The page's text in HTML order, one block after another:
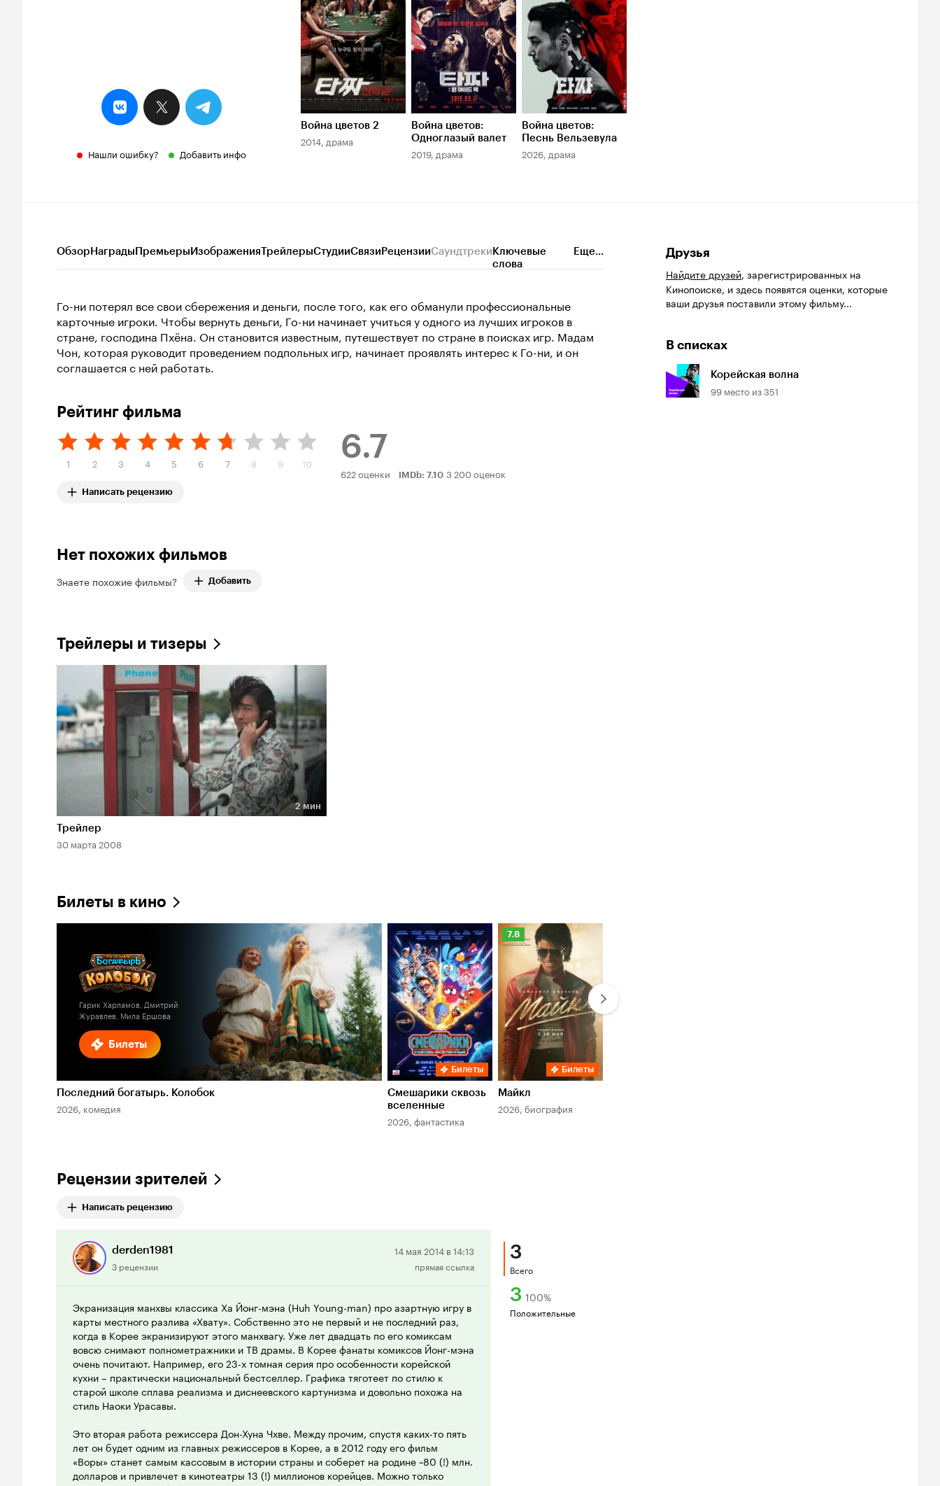
Нашли ошибку? Добавить инфо
Война цветов 2
2014, драма
Война цветов:
Одноглазый валет
2019, драма
Война цветов:
Песнь Вельзевула
2026, драма
ОбзорНаградыПремьерыИзображенияТрейлерыСтудииСвязиРецензииСаундтрекиКлючевые
слова
Еще...
Го-ни потерял все свои сбережения и деньги, после того, как его обманули профессиональные
карточные игроки. Чтобы вернуть деньги, Го-ни начинает учиться у одного из лучших игроков в
стране, господина Пхёна. Он становится известным, путешествует по стране в поисках игр. Мадам
Чон, которая руководит проведением подпольных игр, начинает проявлять интерес к Го-ни, и он
соглашается с ней работать.
Рейтинг фильма
1 2 3 4 5 6 7 8 9 10
Написать рецензию
6.7
Рейтинг
622 оценки IMDb: 7.10 3 200 оценок
Нет похожих фильмов
Знаете похожие фильмы? Добавить
Трейлеры и тизеры
Длительность 2 мин
2 мин
Трейлер
30 марта 2008
Билеты в кино
Билеты
Гарик Харламов, Дмитрий
Журавлев, Мила Ершова
Последний богатырь. Колобок
2026, комедия
Билеты
Смешарики сквозь
вселенные
2026, фантастика
Рейтинг
Кинопоиска
7.8
Билеты
Майкл
2026, биография
Рецензии зрителей
Написать рецензию
derden1981
3 рецензии
Положительная
рецензия
14 мая 2014 в 14:13
прямая ссылка
Экранизация манхвы классика Ха Йонг-мэна (Huh Young-man) про азартную игру в
карты местного разлива «Хвату». Собственно это не первый и не последний раз,
когда в Корее экранизируют этого манхвагу. Уже лет двадцать по его комиксам
вовсю снимают полнометражники и ТВ драмы. В Корее фанаты комиксов Йонг-мэна
очень почитают. Например, его 23-х томная серия про особенности корейской
кухни – практически национальный бестселлер. Графика тяготеет по стилю к
старой школе сплава реализма и диснеевского картунизма и довольно похожа на
стиль Наоки Урасавы.
Это вторая работа режиссера Дон-Хуна Чхве. Между прочим, спустя каких-то пять
лет он будет одним из главных режиссеров в Корее, а в 2012 году его фильм
«Воры» станет самым кассовым в истории страны и соберет на родине ~80 (!) млн.
долларов и привлечет в кинотеатры 13 (!) миллионов корейцев. Можно только
3
Всего
3 100%
Положительные
Друзья
Найдите друзей, зарегистрированных на
Кинопоиске, и здесь появятся оценки, которые
ваши друзья поставили этому фильму...
В списках
Корейская волна
99 место из351